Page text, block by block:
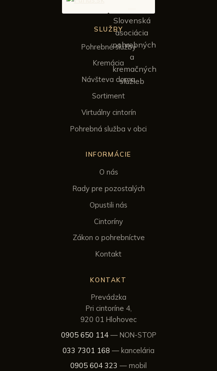
SLUŽBY
Pohrebné služby
Kremácia
Návšteva doma
Sortiment
Virtuálny cintorín
Pohrebná služba v obci
INFORMÁCIE
O nás
Rady pre pozostalých
Opustili nás
Cintoríny
Zákon o pohrebníctve
Kontakt
KONTAKT
Prevádzka
Pri cintoríne 4,
920 01 Hlohovec
0905 650 114— NON-STOP
033 7301 168 — kancelária
0905 604 323 — mobil